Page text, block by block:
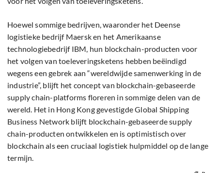
Hoewel sommige bedrijven, waaronder het Deense
logistieke bedrijf Maersk en het Amerikaanse
technologiebedrijf IBM, hun blockchain-producten voor
het volgen van toeleveringsketens hebben beëindigd
wegens een gebrek aan “wereldwijde samenwerking in de
industrie”, blijft het concept van blockchain-gebaseerde
supply chain-platforms floreren in sommige delen van de
wereld. Het in Hong Kong gevestigde Global Shipping
Business Network blijft blockchain-gebaseerde supply
chain-producten ontwikkelen en is optimistisch over
blockchain als een cruciaal logistiek hulpmiddel op de lange
termijn.